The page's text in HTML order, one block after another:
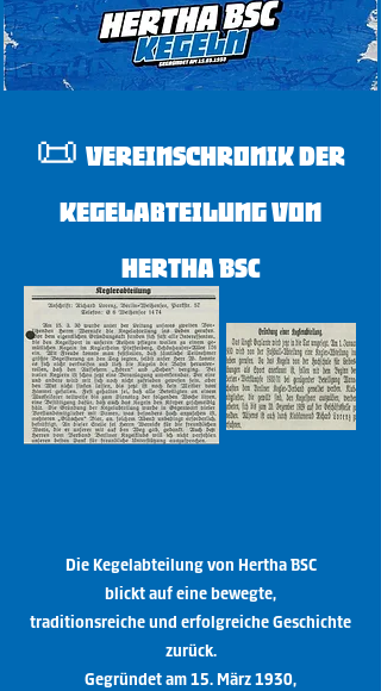
📜 Vereinschronik der
Kegelabteilung von
Hertha BSC
Die Kegelabteilung von Hertha BSC
blickt auf eine bewegte,
traditionsreiche und erfolgreiche Geschichte
zurück.
Gegründet am 15. März 1930,